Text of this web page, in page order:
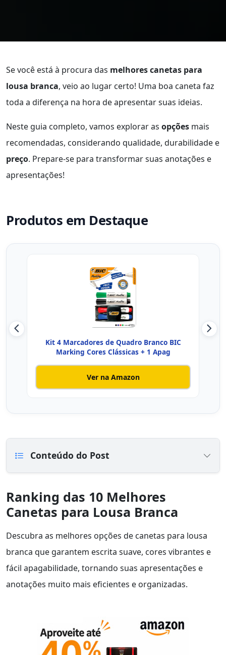
Se você está à procura das melhores canetas para
lousa branca, veio ao lugar certo! Uma boa caneta faz
toda a diferença na hora de apresentar suas ideias.
Neste guia completo, vamos explorar as opções mais
recomendadas, considerando qualidade, durabilidade e
preço. Prepare-se para transformar suas anotações e
apresentações!
Produtos em Destaque
Kit 4 Marcadores de Quadro Branco BIC
Marking Cores Clássicas + 1 Apag
Ver na Amazon
Conteúdo do Post
Ranking das 10 Melhores
Canetas para Lousa Branca
Descubra as melhores opções de canetas para lousa
branca que garantem escrita suave, cores vibrantes e
fácil apagabilidade, tornando suas apresentações e
anotações muito mais eficientes e organizadas.